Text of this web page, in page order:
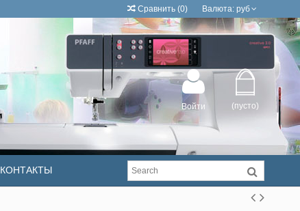
Валюта: руб
Сравнить (0)
(пусто)
Войти
КОНТАКТЫ